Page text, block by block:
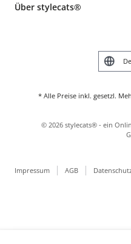
Produkte reklamieren und
Tierkrankenversicherung
Über stylecats®
* Alle Preise inkl. gesetzl.
Impressum AGB
© 2026 stylecats® - ein